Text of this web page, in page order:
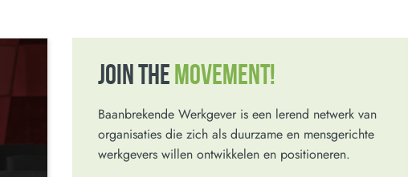
JOIN THE MOVEMENT!
Baanbrekende Werkgever is een lerend netwerk van
organisaties die zich als duurzame en mensgerichte
werkgevers willen ontwikkelen en positioneren.